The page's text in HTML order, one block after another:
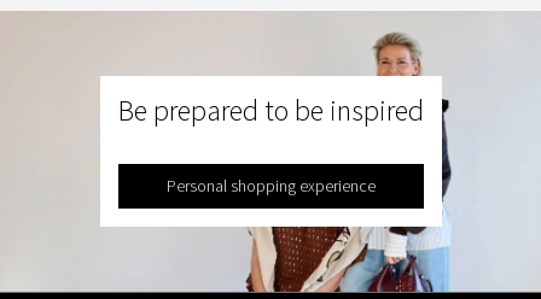
Be prepared to be inspired
Personal shopping experience